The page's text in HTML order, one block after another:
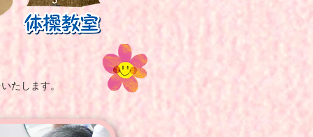
たします。